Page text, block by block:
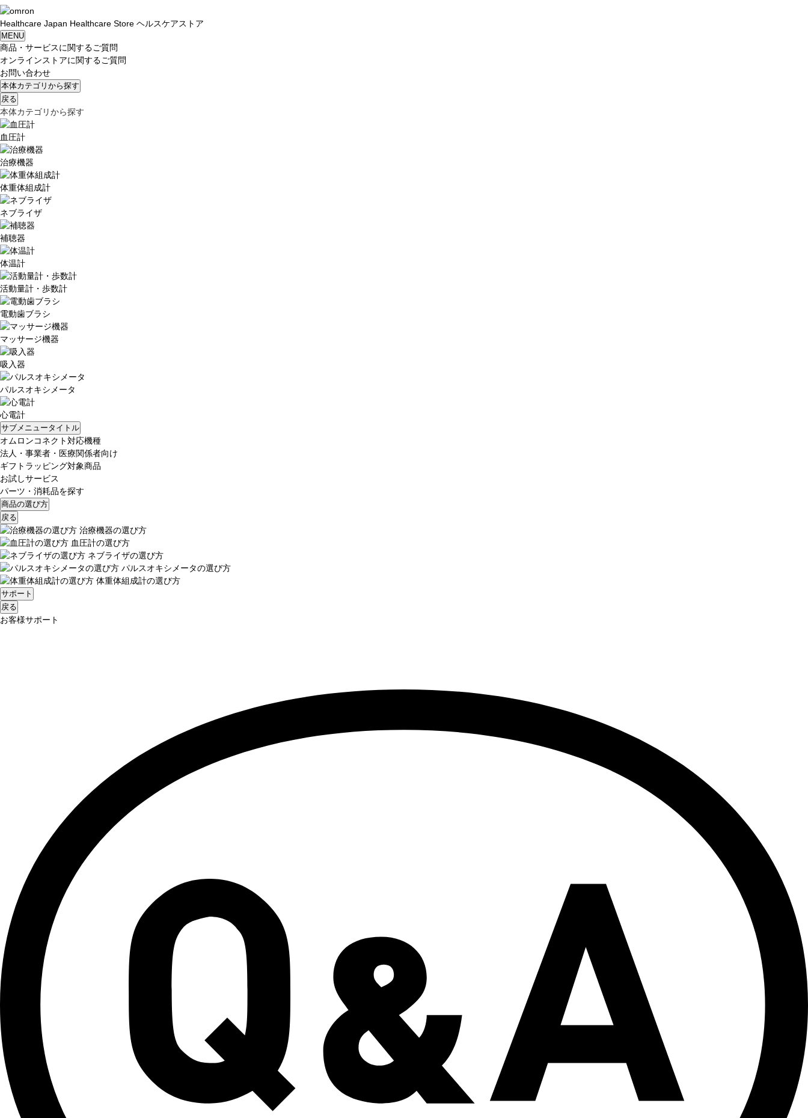
Healthcare Japan Healthcare Store ヘルスケアストア
MENU
商品・サービスに関するご質問
オンラインストアに関するご質問
お問い合わせ
本体カテゴリから探す
戻る
本体カテゴリから探す
血圧計
治療機器
体重体組成計
ネブライザ
補聴器
体温計
活動量計・歩数計
電動歯ブラシ
マッサージ機器
吸入器
パルスオキシメータ
心電計
サブメニュータイトル
オムロンコネクト対応機種
法人・事業者・医療関係者向け
ギフトラッピング対象商品
お試しサービス
パーツ・消耗品を探す
商品の選び方
戻る
治療機器の選び方
血圧計の選び方
ネブライザの選び方
パルスオキシメータの選び方
体重体組成計の選び方
サポート
戻る
お客様サポート